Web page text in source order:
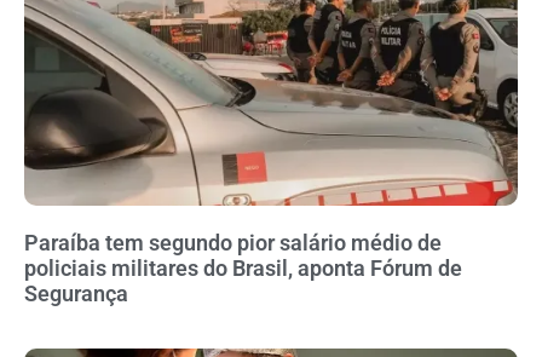
Paraíba tem segundo pior salário médio de
policiais militares do Brasil, aponta Fórum de
Segurança